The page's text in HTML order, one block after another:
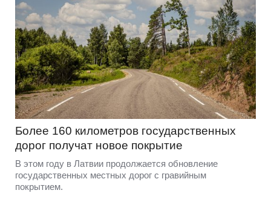
Более 160 километров государственных
дорог получат новое покрытие
В этом году в Латвии продолжается обновление
государственных местных дорог с гравийным
покрытием.